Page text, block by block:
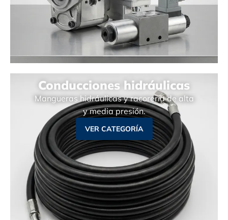
Conducciones hidráulicas
Mangueras hidráulicas y racorería de alta
y media presión.
VER CATEGORÍA